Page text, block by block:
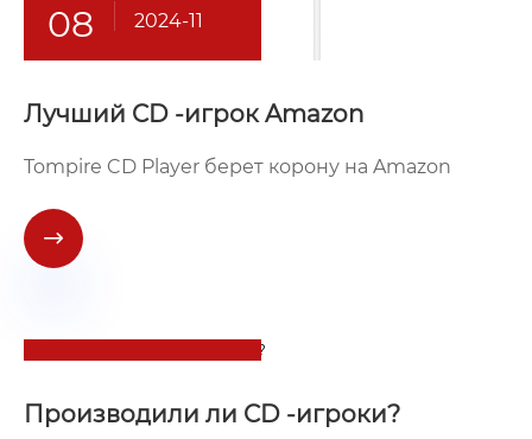
08 2024-11
Лучший CD -игрок Amazon
Tompire CD Player берет корону на Amazon

Производили ли CD -игроки?